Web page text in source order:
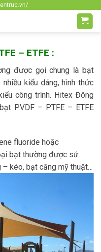
– ETFE :
được gọi chung là bạt
kiểu dáng, hình thức
công trình. Hitex Đông
PVDF – PTFE – ETFE
fluoride hoặc
bạt thường được sử
kéo, bạt căng mỹ thuật…